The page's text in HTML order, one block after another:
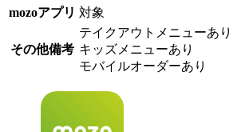
mozoアプリ 対象
その他備考
テイクアウトメニューあり
キッズメニューあり
モバイルオーダーあり